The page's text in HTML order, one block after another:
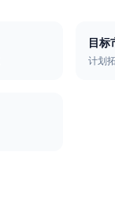
目标
计划